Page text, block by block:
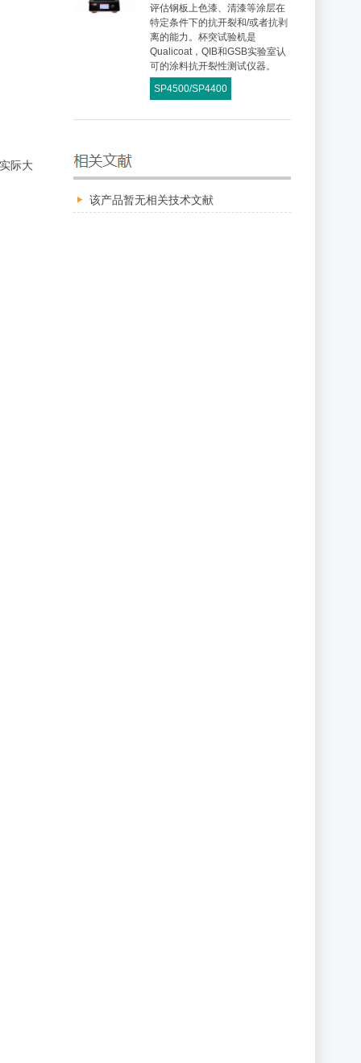
际大
评估钢板上色漆、清漆等涂层在
特定条件下的抗开裂和/或者抗剥
离的能力。杯突试验机是
Qualicoat，QIB和GSB实验室认
可的涂料抗开裂性测试仪器。
SP4500/SP4400
该产品暂无相关技术文献